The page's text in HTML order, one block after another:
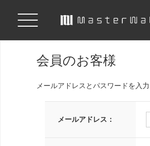
会員のお客様
メールアドレスとパスワードを入
メールアドレス：